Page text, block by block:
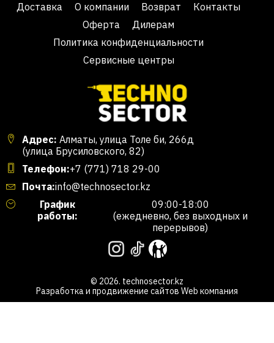
Доставка О компании Возврат
Контакты
Оферта
Дилерам
Политика конфиденциальности
Сервисные центры
Адрес: Алматы, улица Толе би, 266д
(улица Брусиловского, 82)
Телефон:+7 (771) 718 29-00
Почта:info@technosector.kz
График
работы:
09:00-18:00
(ежедневно, без выходных и
перерывов)
© 2026. technosector.kz
Разработка и продвижение сайтов Web компания